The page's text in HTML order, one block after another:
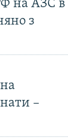
на АЗС в
з
–